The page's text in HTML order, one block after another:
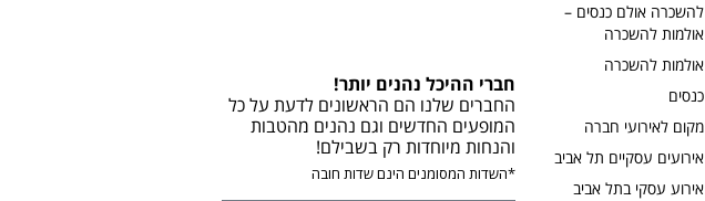
להשכרה אולם כנסים –
אולמות להשכרה
אולמות להשכרה
כנסים
מקום לאירועי חברה
אירועים עסקיים תל אביב
אירוע עסקי בתל אביב
חברי ההיכל נהנים יותר!
החברים שלנו הם הראשונים לדעת על כל
המופעים החדשים וגם נהנים מהטבות
והנחות מיוחדות רק בשבילם!
*השדות המסומנים הינם שדות חובה